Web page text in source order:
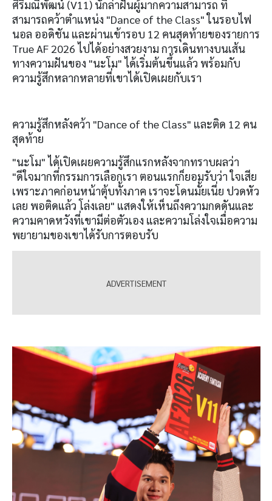
ศิริมณีพัฒน์ (V11) นักล่าฝันผู้มากความสามารถ ที่
สามารถคว้าตำแหน่ง "Dance of the Class" ในรอบไฟ
นอล ออดิชัน และผ่านเข้ารอบ 12 คนสุดท้ายของรายการ
True AF 2026 ไปได้อย่างสวยงาม การเดินทางบนเส้น
ทางความฝันของ "นะโม" ได้เริ่มต้นขึ้นแล้ว พร้อมกับ
ความรู้สึกหลากหลายที่เขาได้เปิดเผยกับเรา
ความรู้สึกหลังคว้า "Dance of the Class" และติด 12 คน
สุดท้าย
"นะโม" ได้เปิดเผยความรู้สึกแรกหลังจากทราบผลว่า
"ดีใจมากที่กรรมการเลือกเรา ตอนแรกก็ยอมรับว่า ใจเสีย
เพราะภาคก่อนหน้าตุ้บทั้งภาค เราจะโดนมั้ยเนี่ย ปวดหัว
เลย พอติดแล้ว โล่งเลย" แสดงให้เห็นถึงความกดดันและ
ความคาดหวังที่เขามีต่อตัวเอง และความโล่งใจเมื่อความ
พยายามของเขาได้รับการตอบรับ